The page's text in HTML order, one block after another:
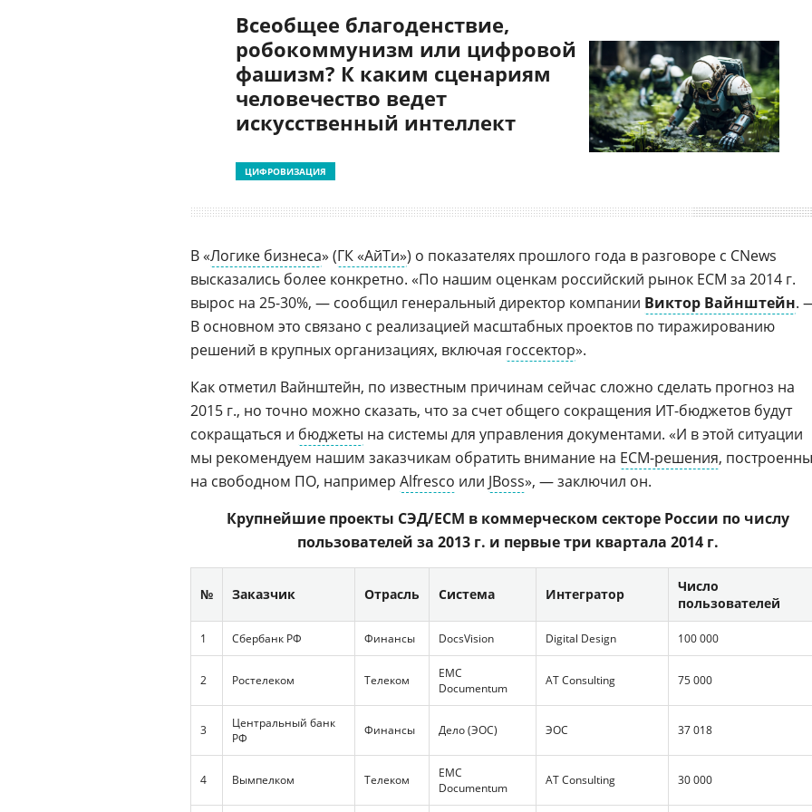
Всеобщее благоденствие,
робокоммунизм или цифровой
фашизм? К каким сценариям
человечество ведет
искусственный интеллект
ЦИФРОВИЗАЦИЯ
В «Логике бизнеса» (ГК «АйТи») о показателях прошлого года в разговоре с CNews
высказались более конкретно. «По нашим оценкам российский рынок ECM за 2014 г.
вырос на 25-30%, — сообщил генеральный директор компании Виктор Вайнштейн.
В основном это связано с реализацией масштабных проектов по тиражированию
решений в крупных организациях, включая госсектор».
Как отметил Вайнштейн, по известным причинам сейчас сложно сделать прогноз на
2015 г., но точно можно сказать, что за счет общего сокращения ИТ-бюджетов будут
сокращаться и бюджеты на системы для управления документами. «И в этой ситуации
мы рекомендуем нашим заказчикам обратить внимание на ECM-решения,
на свободном ПО, например Alfresco или JBoss», — заключил он.
Крупнейшие проекты СЭД/ECM в коммерческом секторе России по числу
пользователей за 2013 г. и первые три квартала 2014 г.
№ Заказчик Отрасль Система Интегратор
Число
пользователей
1 Сбербанк РФ Финансы DocsVision Digital Design 100 000
2 Ростелеком Телеком
EMC
Documentum
AT Consulting 75 000
3
Центральный банк
РФ
Финансы Дело (ЭОС) ЭОС 37 018
4 Вымпелком Телеком
EMC
Documentum
AT Consulting 30 000